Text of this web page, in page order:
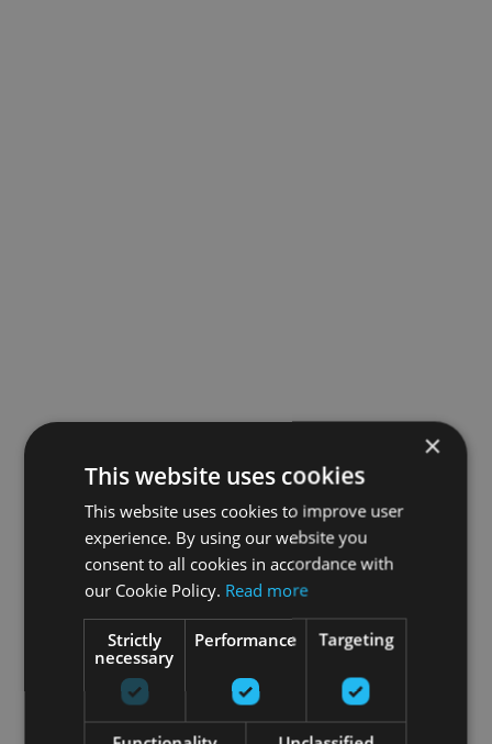
×
This website uses cookies
This website uses cookies to improve user
experience. By using our website you
consent to all cookies in accordance with
our Cookie Policy. Read more
Strictly
necessary
Performance Targeting